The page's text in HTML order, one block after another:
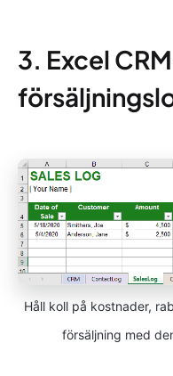
3. Excel
Håll koll på kostnader,
försäljning med